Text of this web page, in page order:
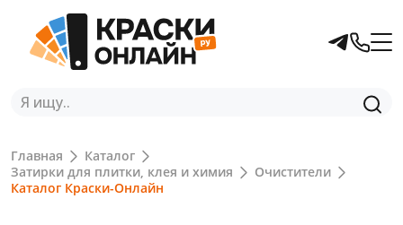
Главная
Каталог
Затирки для плитки, клея и химия
Очистители
Каталог Краски-Онлайн